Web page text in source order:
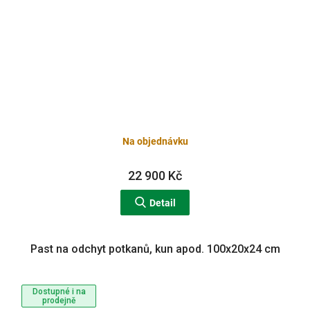
Na objednávku
22 900 Kč
Detail
Dostupné i na
prodejně
Past na odchyt potkanů, kun apod. 100x20x24 cm